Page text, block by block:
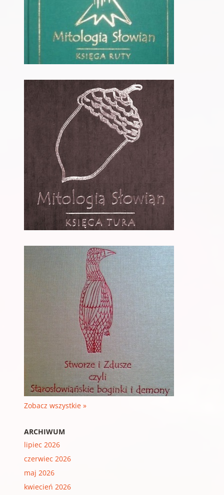
Zobacz wszystkie »
ARCHIWUM
lipiec 2026
czerwiec 2026
maj 2026
kwiecień 2026